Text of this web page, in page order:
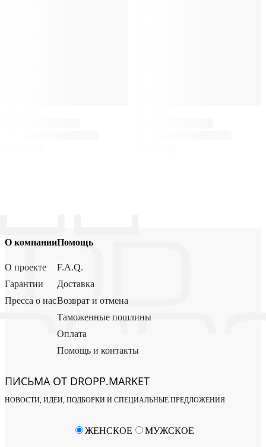
О компании
О проекте
Гарантии
Пресса о нас
Помощь
F.A.Q.
Доставка
Возврат и отмена
Таможенные пошлины
Оплата
Помощь и контакты
ПИСЬМА ОТ DROPP.MARKET
НОВОСТИ, ИДЕИ, ПОДБОРКИ И СПЕЦИАЛЬНЫЕ ПРЕДЛОЖЕНИЯ
ЖЕНСКОЕ МУЖСКОЕ